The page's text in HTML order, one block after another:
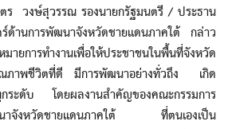
ษ์สุวรรณ รองนายกรัฐมนตรี / ประธาน
ด้านการพัฒนาจังหวัดชายแดนภาคใต้ กล่าว
ยการทำงานเพื่อให้ประชาชนในพื้นที่จังหวัด
าพชีวิตที่ดี มีการพัฒนาอย่างทั่วถึง เกิด
กระดับ โดยผลงานสำคัญของคณะกรรมการ
นาจังหวัดชายแดนภาคใต้ ที่ตนเองเป็น